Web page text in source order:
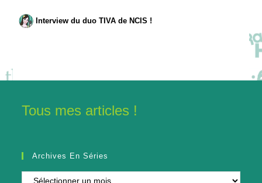
Interview du duo TIVA de NCIS !
Tous mes articles !
Archives En Séries
Archives